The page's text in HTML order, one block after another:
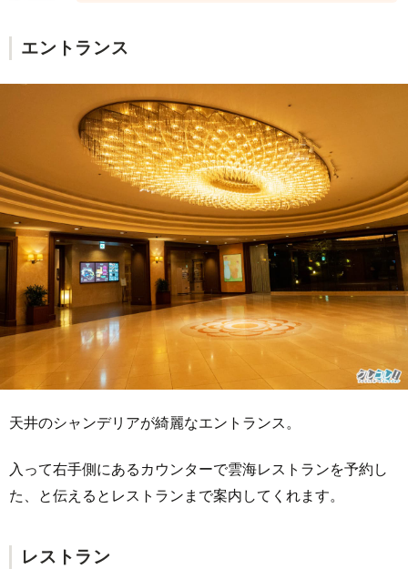
エントランス
天井のシャンデリアが綺麗なエントランス。
入って右手側にあるカウンターで雲海レストランを予約し
た、と伝えるとレストランまで案内してくれます。
レストラン